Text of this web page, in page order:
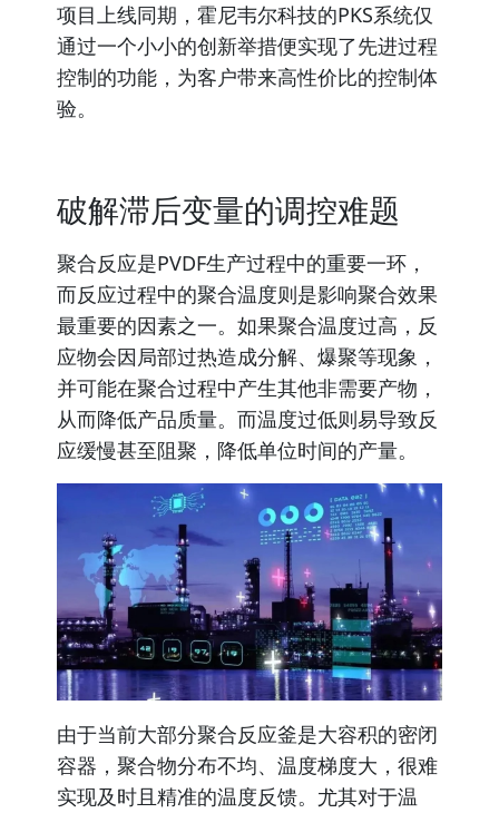
项目上线同期，霍尼韦尔科技的PKS系统仅
通过一个小小的创新举措便实现了先进过程
控制的功能，为客户带来高性价比的控制体
验。
破解滞后变量的调控难题
聚合反应是PVDF生产过程中的重要一环，
而反应过程中的聚合温度则是影响聚合效果
最重要的因素之一。如果聚合温度过高，反
应物会因局部过热造成分解、爆聚等现象，
并可能在聚合过程中产生其他非需要产物，
从而降低产品质量。而温度过低则易导致反
应缓慢甚至阻聚，降低单位时间的产量。
由于当前大部分聚合反应釜是大容积的密闭
容器，聚合物分布不均、温度梯度大，很难
实现及时且精准的温度反馈。尤其对于温